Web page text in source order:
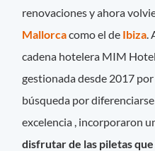
renovaciones y ahora
Mallorcacomo el de Ibiza
cadena hotelera MIM
gestionada desde 2017
búsqueda por
excelencia , incorporaron
disfrutar de las piletas que